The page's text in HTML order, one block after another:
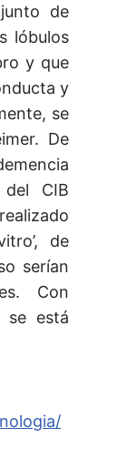
de
lóbulos
y que
y
se
De
CIB
de
serían
Con
se está